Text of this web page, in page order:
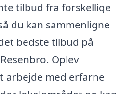
tilbud fra forskellige
du kan sammenligne
bedste tilbud på
Oplev
arbejde med erfarne